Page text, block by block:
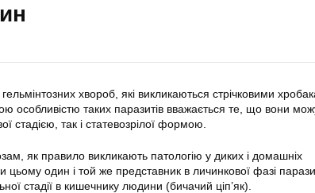
хвороб, які викликаються стрічковими
таких паразитів вважається те, що вони
стадією, так і статевозрілої формою.
як правило викликають патологію у диких і домашніх
один і той же представник в личинкової фазі
стадії в кишечнику людини (бичачий ціп’як).